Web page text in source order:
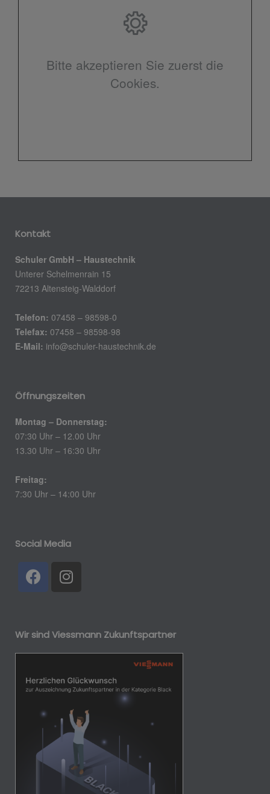
Bitte akzeptieren Sie zuerst die
Cookies.
Kontakt
Schuler GmbH – Haustechnik
Unterer Schelmenrain 15
72213 Altensteig-Walddorf
Telefon: 07458 – 98598-0
Telefax: 07458 – 98598-98
E-Mail: info@schuler-haustechnik.de
Öffnungszeiten
Montag – Donnerstag:
07:30 Uhr – 12.00 Uhr
13.30 Uhr – 16:30 Uhr
Freitag:
7:30 Uhr – 14:00 Uhr
Social Media
Wir sind Viessmann Zukunftspartner